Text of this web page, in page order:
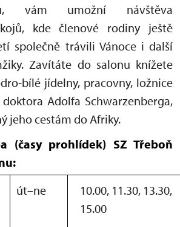
vám umožní návštěva
kde členové rodiny ještě
společně trávili Vánoce i další
Zavítáte do salonu knížete
bílé jídelny, pracovny, ložnice
Adolfa Schwarzenberga,
jeho cestám do Afriky.
(časy prohlídek) SZ Třeboň
út–ne
10.00, 11.30, 13.30,
15.00